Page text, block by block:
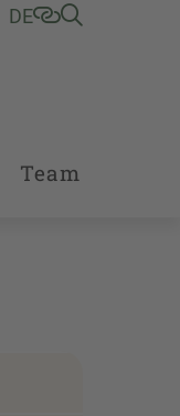
DE
Team